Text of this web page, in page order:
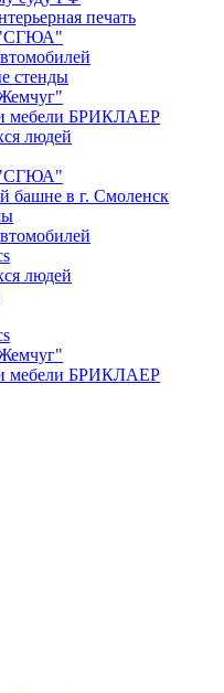
печать
"СГЮА"
стенды
мебели БРИКЛАЕР
людей
"СГЮА"
башне в г. Смоленск
людей
мебели БРИКЛАЕР